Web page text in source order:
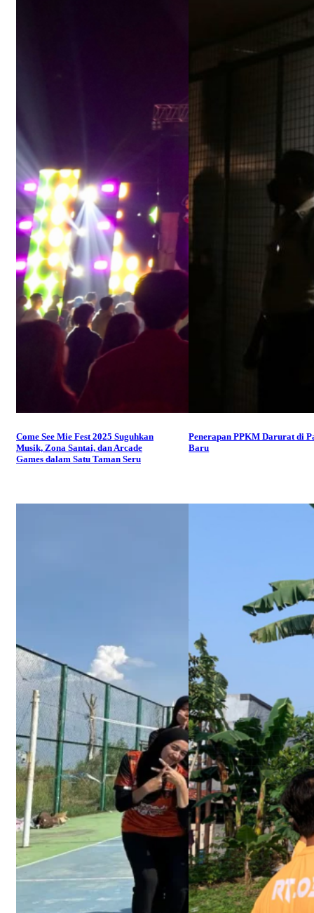
Come See Mie Fest 2025 Suguhkan
Musik, Zona Santai, dan Arcade
Games dalam Satu Taman Seru
Penerapan PPKM Darurat di
Baru